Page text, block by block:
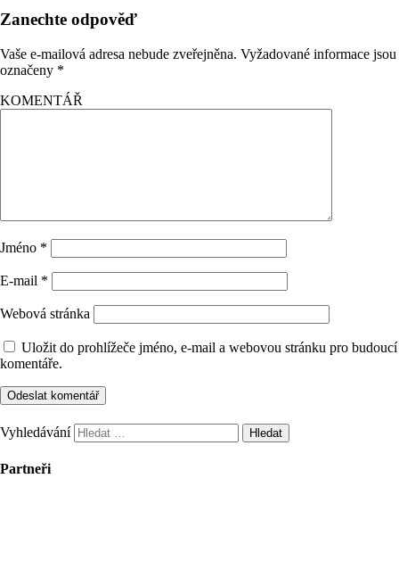
Zanechte odpověď
Vaše e-mailová adresa nebude zveřejněna. Vyžadované informace jsou
označeny *
KOMENTÁŘ
Jméno *
E-mail *
Webová stránka
Uložit do prohlížeče jméno, e-mail a webovou stránku pro budoucí
komentáře.
Vyhledávání
Partneři